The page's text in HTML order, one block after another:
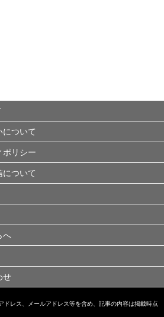
ついて
ポリシー
について
へ
せ
ドレス、メールアドレス等を含め、記事の内容は掲載時点